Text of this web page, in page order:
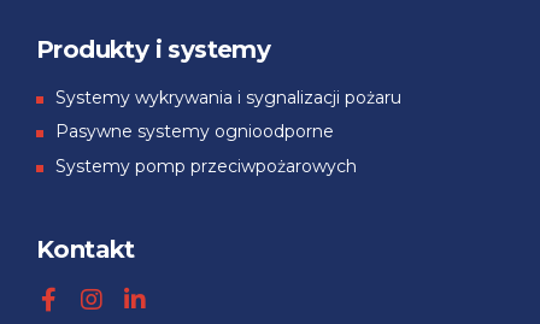
Produkty i systemy
Systemy wykrywania i sygnalizacji pożaru
Pasywne systemy ognioodporne
Systemy pomp przeciwpożarowych
Kontakt